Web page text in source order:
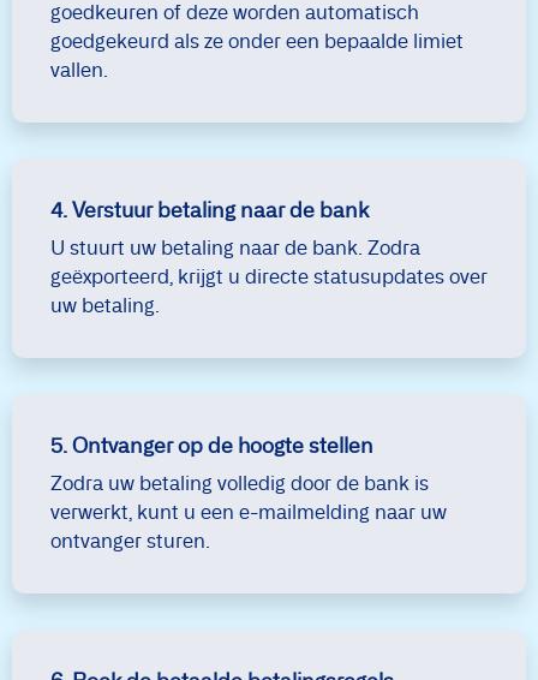
goedkeuren of deze worden automatisch
goedgekeurd als ze onder een bepaalde limiet
vallen.
4. Verstuur betaling naar de bank
U stuurt uw betaling naar de bank. Zodra
geëxporteerd, krijgt u directe statusupdates over
uw betaling.
5. Ontvanger op de hoogte stellen
Zodra uw betaling volledig door de bank is
verwerkt, kunt u een e-mailmelding naar uw
ontvanger sturen.